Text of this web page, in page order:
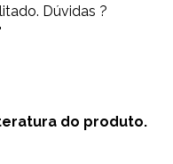
Dúvidas ?
do produto.